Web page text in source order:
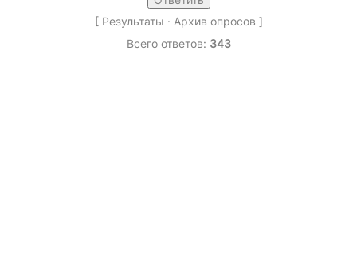
[ Результаты · Архив опросов ]
Всего ответов: 343